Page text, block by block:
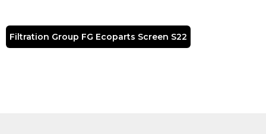
Filtration Group FG Ecoparts Screen S22